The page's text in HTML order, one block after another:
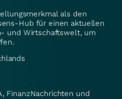
als den
Hub für einen aktuellen
und Wirtschaftswelt, um
FinanzNachrichten und